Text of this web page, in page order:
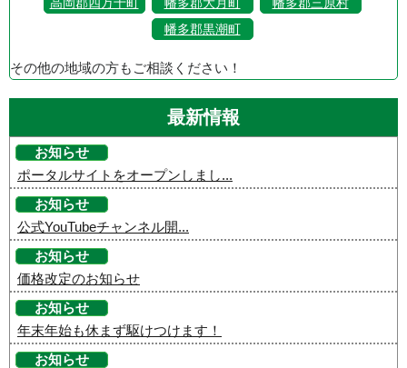
幡多郡黒潮町
その他の地域の方もご相談ください！
最新情報
お知らせ
ポータルサイトをオープンしまし...
お知らせ
公式YouTubeチャンネル開...
お知らせ
価格改定のお知らせ
お知らせ
年末年始も休まず駆けつけます！
お知らせ